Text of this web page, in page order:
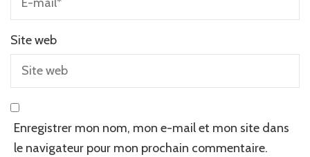
Site web
Enregistrer mon nom, mon e-mail et mon site dans
le navigateur pour mon prochain commentaire.